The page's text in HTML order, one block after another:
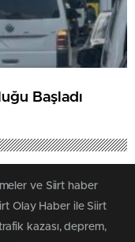
Başladı
ve Siirt haber
Olay Haber ile Siirt
kazası, deprem,